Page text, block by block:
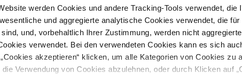
werden Cookies und andere Tracking-Tools verwendet,
und aggregierte analytische Cookies verwendet, die
und, vorbehaltlich Ihrer Zustimmung, werden nicht
verwendet. Bei den verwendeten Cookies kann es sich
akzeptieren“ klicken, um alle Kategorien von Cookies zu
Verwendung von Cookies abzulehnen, oder durch Klicken auf